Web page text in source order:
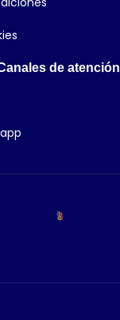
de atención